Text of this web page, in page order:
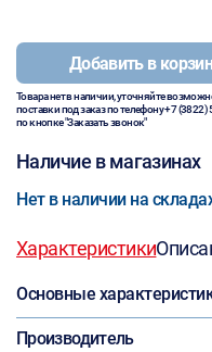
Добавить в
Товара нет в наличии, уточняйте
поставки под заказ по телефону+7 (3822)
по кнопке "Заказать звонок"
Наличие в магазинах
Нет в наличии на
Характеристики
Основные
Производитель